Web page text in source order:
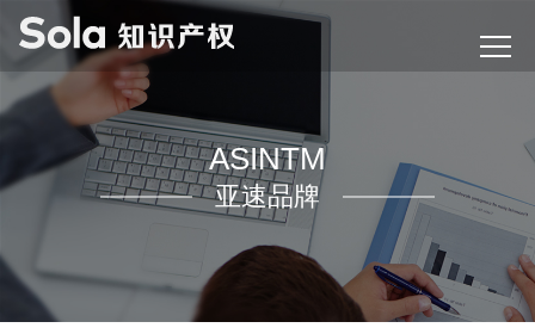
ASINTM
亚速品牌